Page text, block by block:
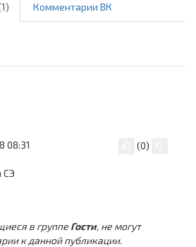
Комментарии ВК
08:31 (0)
СЭ
в группе Гости, не могут
к данной публикации.